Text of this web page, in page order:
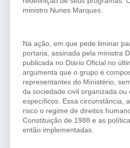
ministro Nunes Marques.
Na ação, em que pede liminar
portaria, assinada pela ministra
publicada no Diário Oficial no
argumenta que o grupo é
representantes do Ministério,
da sociedade civil organizada ou
específicos. Essa circunstância,
risco o regime de direitos
Constituição de 1988 e as
então implementadas.